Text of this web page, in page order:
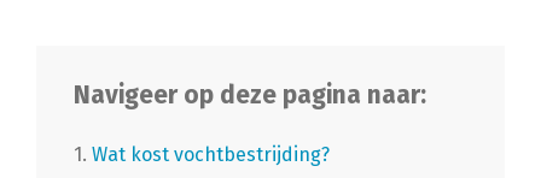
Navigeer op deze pagina naar:
1. Wat kost vochtbestrijding?